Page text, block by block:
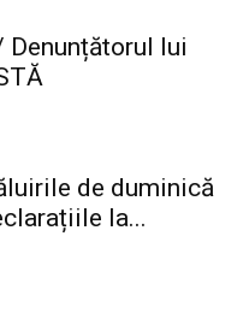
Denunțătorul lui
de duminică
la...